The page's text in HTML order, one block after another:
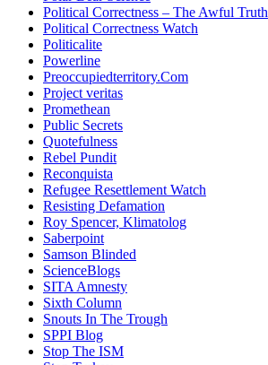
Political Correctness – The Awful Truth
Political Correctness Watch
Politicalite
Powerline
Preoccupiedterritory.Com
Project veritas
Promethean
Public Secrets
Quotefulness
Rebel Pundit
Reconquista
Refugee Resettlement Watch
Resisting Defamation
Roy Spencer, Klimatolog
Saberpoint
Samson Blinded
ScienceBlogs
SITA Amnesty
Sixth Column
Snouts In The Trough
SPPI Blog
Stop The ISM